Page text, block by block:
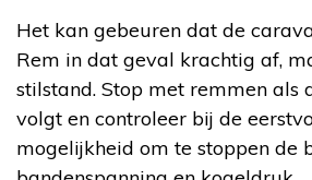
Het kan gebeuren dat de
Rem in dat geval krachtig af,
stilstand. Stop met remmen als
volgt en controleer bij de
mogelijkheid om te stoppen de